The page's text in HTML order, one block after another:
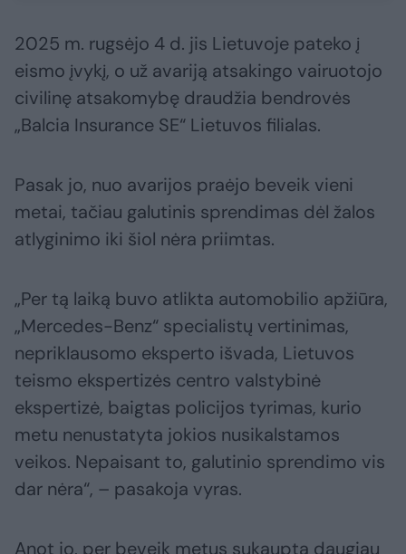
2025 m. rugsėjo 4 d. jis Lietuvoje pateko į
eismo įvykį, o už avariją atsakingo vairuotojo
civilinę atsakomybę draudžia bendrovės
„Balcia Insurance SE“ Lietuvos filialas.
Pasak jo, nuo avarijos praėjo beveik vieni
metai, tačiau galutinis sprendimas dėl žalos
atlyginimo iki šiol nėra priimtas.
„Per tą laiką buvo atlikta automobilio apžiūra,
„Mercedes-Benz“ specialistų vertinimas,
nepriklausomo eksperto išvada, Lietuvos
teismo ekspertizės centro valstybinė
ekspertizė, baigtas policijos tyrimas, kurio
metu nenustatyta jokios nusikalstamos
veikos. Nepaisant to, galutinio sprendimo vis
dar nėra“, – pasakoja vyras.
Anot jo, per beveik metus sukaupta daugiau